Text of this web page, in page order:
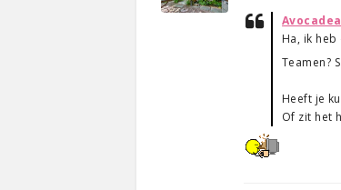
Ha, ik
Teamen?
Heeft je
Of zit het